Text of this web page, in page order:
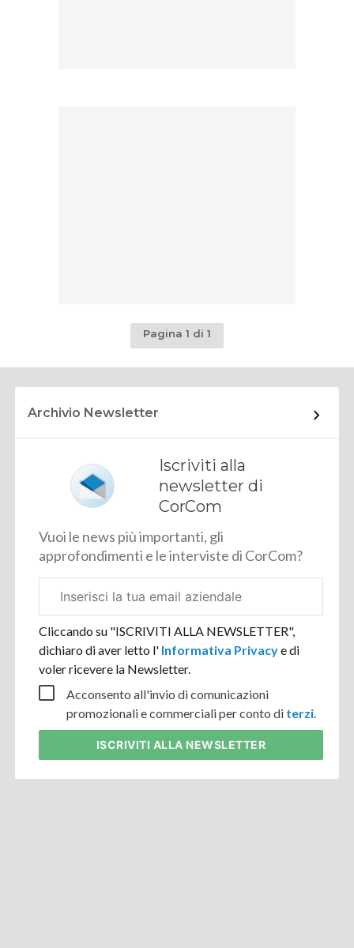
Pagina 1 di 1
Archivio Newsletter
Iscriviti alla
newsletter di
CorCom
Vuoi le news più importanti, gli
approfondimenti e le interviste di CorCom?
aziendale
Cliccando su "ISCRIVITI ALLA NEWSLETTER",
dichiaro di aver letto l' Informativa Privacye di
voler ricevere la Newsletter.
Acconsento all'invio di comunicazioni
promozionali e commerciali per conto di terzi.
ISCRIVITI ALLA NEWSLETTER